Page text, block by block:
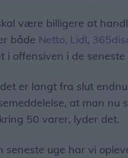
være billigere at
både Netto, Lidl,
i offensiven i de
er langt fra slut
at man
50 varer, lyder det.
seneste uge har vi